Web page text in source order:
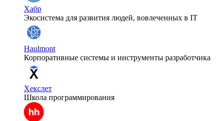
Хабр
Экосистема для развития людей, вовлеченных в IT
Haulmont
Корпоративные системы и инструменты разработчика
Хекслет
Школа программирования